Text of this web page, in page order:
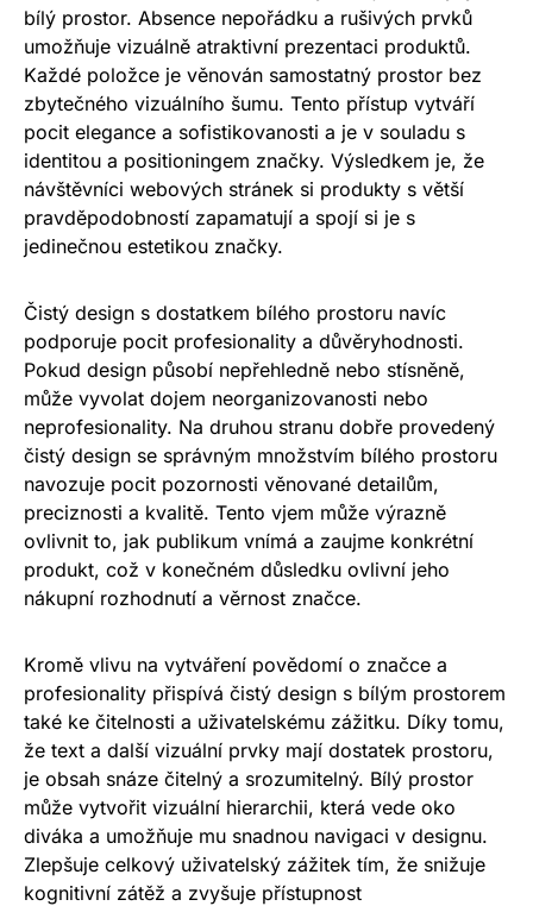
bílý prostor. Absence nepořádku a rušivých prvků
umožňuje vizuálně atraktivní prezentaci produktů.
Každé položce je věnován samostatný prostor bez
zbytečného vizuálního šumu. Tento přístup vytváří
pocit elegance a sofistikovanosti a je v souladu s
identitou a positioningem značky. Výsledkem je, že
návštěvníci webových stránek si produkty s větší
pravděpodobností zapamatují a spojí si je s
jedinečnou estetikou značky.
Čistý design s dostatkem bílého prostoru navíc
podporuje pocit profesionality a důvěryhodnosti.
Pokud design působí nepřehledně nebo stísněně,
může vyvolat dojem neorganizovanosti nebo
neprofesionality. Na druhou stranu dobře provedený
čistý design se správným množstvím bílého prostoru
navozuje pocit pozornosti věnované detailům,
preciznosti a kvalitě. Tento vjem může výrazně
ovlivnit to, jak publikum vnímá a zaujme konkrétní
produkt, což v konečném důsledku ovlivní jeho
nákupní rozhodnutí a věrnost značce.
Kromě vlivu na vytváření povědomí o značce a
profesionality přispívá čistý design s bílým prostorem
také ke čitelnosti a uživatelskému zážitku. Díky tomu,
že text a další vizuální prvky mají dostatek prostoru,
je obsah snáze čitelný a srozumitelný. Bílý prostor
může vytvořit vizuální hierarchii, která vede oko
diváka a umožňuje mu snadnou navigaci v designu.
Zlepšuje celkový uživatelský zážitek tím, že snižuje
kognitivní zátěž a zvyšuje přístupnost